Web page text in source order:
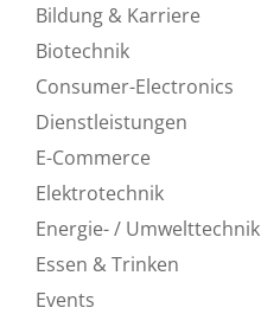
Bildung & Karriere
Biotechnik
Consumer-Electronics
Dienstleistungen
E-Commerce
Elektrotechnik
Energie- / Umwelttechnik
Essen & Trinken
Events